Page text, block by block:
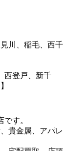
川、稲毛、西千
西登戸、新千
す。
貴金属、アパレ